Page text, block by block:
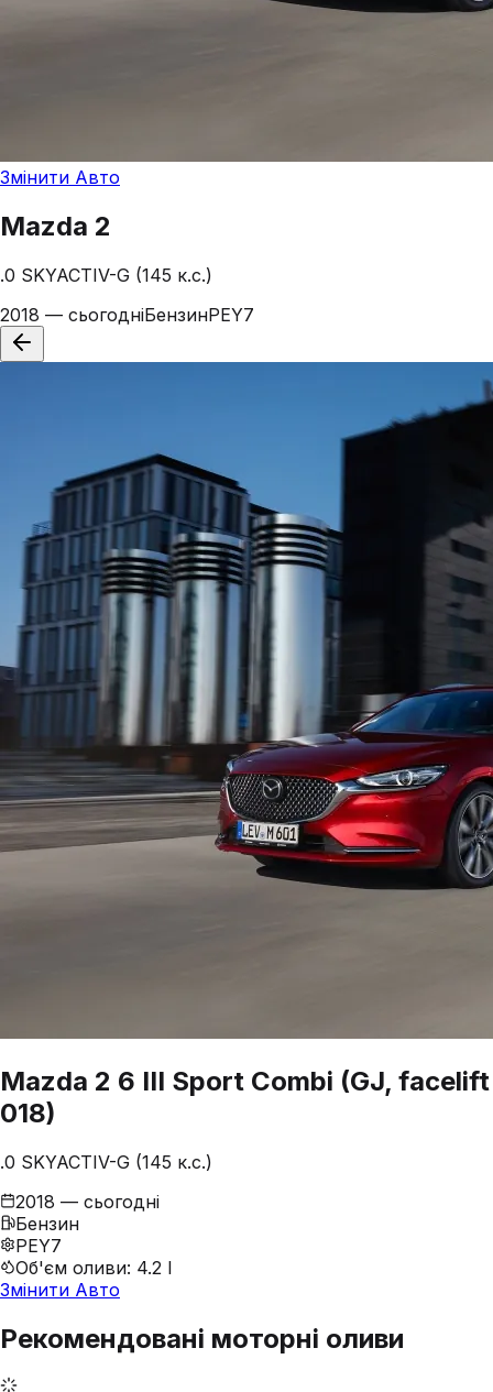
Змінити Авто
Mazda 2
.0 SKYACTIV-G (145 к.с.)
2018 — сьогодніБензинPEY7
Mazda 2 6 III Sport Combi (GJ, facelift
018)
.0 SKYACTIV-G (145 к.с.)
2018 — сьогодні
Бензин
PEY7
Об'єм оливи: 4.2 l
Змінити Авто
Рекомендовані моторні оливи